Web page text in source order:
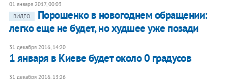
01 января 2017, 00:03
ВИДЕО
​Порошенко в новогоднем обращении:
легко еще не будет, но худшее уже позади
31 декабря 2016, 14:20
1 января в Киеве будет около 0 градусов
31 декабря 2016, 13:26